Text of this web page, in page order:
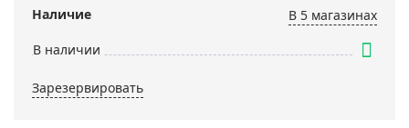
Наличие
В 5 магазинах
В наличии
Зарезервировать